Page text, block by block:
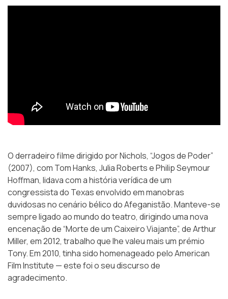
O derradeiro filme dirigido por Nichols, “Jogos de Poder”
(2007), com Tom Hanks, Julia Roberts e Philip Seymour
Hoffman, lidava com a história verídica de um
congressista do Texas envolvido em manobras
duvidosas no cenário bélico do Afeganistão. Manteve-se
sempre ligado ao mundo do teatro, dirigindo uma nova
encenação de “Morte de um Caixeiro Viajante”, de Arthur
Miller, em 2012, trabalho que lhe valeu mais um prémio
Tony. Em 2010, tinha sido homenageado pelo American
Film Institute — este foi o seu discurso de
agradecimento.